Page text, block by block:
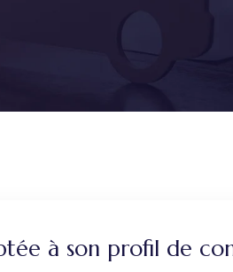
à son profil de